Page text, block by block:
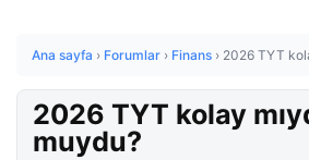
Ana sayfa › Forumlar › Finans › 2026 TYT
2026 TYT kolay
muydu?